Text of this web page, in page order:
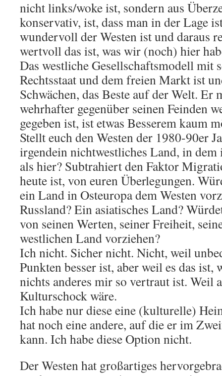
nicht links/woke ist, sondern aus
konservativ, ist, dass man in der Lage
wundervoll der Westen ist und daraus
wertvoll das ist, was wir (noch) hier
Das westliche Gesellschaftsmodell mit
Rechtsstaat und dem freien Markt ist
Schwächen, das Beste auf der Welt. Er
wehrhafter gegenüber seinen Feinden
gegeben ist, ist etwas Besserem kaum
Stellt euch den Westen der 1980-90er
irgendein nichtwestliches Land, in
als hier? Subtrahiert den Faktor
heute ist, von euren Überlegungen.
ein Land in Osteuropa dem Westen
Russland? Ein asiatisches Land?
von seinen Werten, seiner Freiheit,
westlichen Land vorziehen?
Ich nicht. Sicher nicht. Nicht, weil
Punkten besser ist, aber weil es das ist,
nichts anderes mir so vertraut ist. Weil
Kulturschock wäre.
Ich habe nur diese eine (kulturelle)
hat noch eine andere, auf die er im
kann. Ich habe diese Option nicht.
Der Westen hat großartiges